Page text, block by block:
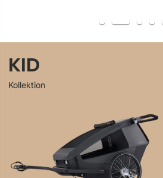
KID
Kollektion